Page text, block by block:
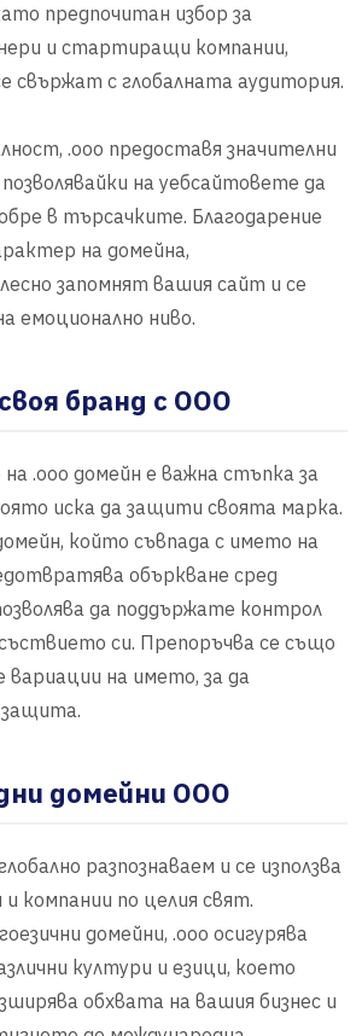
предпочитан избор за
и стартиращи компании,
свържат с глобалната аудитория.
.ooo предоставя значителни
на уебсайтовете да
в търсачките. Благодарение
на домейна,
запомнят вашия сайт и се
емоционално ниво.
бранд с OOO
.ooo домейн е важна стъпка за
иска да защити своята марка.
който съвпада с името на
объркване сред
да поддържате контрол
си. Препоръчва се също
на името, за да
защита.
домейни OOO
разпознаваем и се използва
компании по целия свят.
домейни, .ooo осигурява
култури и езици, което
обхвата на вашия бизнес и